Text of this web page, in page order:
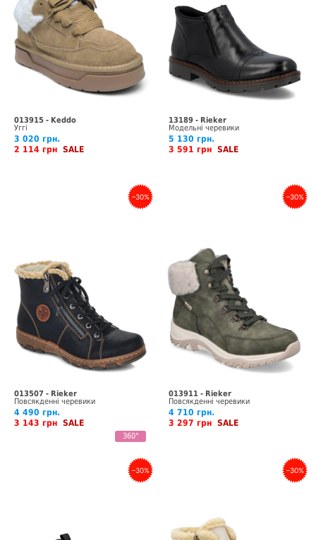
013915 - Keddo
Уггі
3 020 грн.
2 114 грн SALE
13189 - Rieker
Модельні черевики
5 130 грн.
3 591 грн SALE
–30%
013507 - Rieker
Повсякденні черевики
4 490 грн.
3 143 грн SALE
360°
–30%
013911 - Rieker
Повсякденні черевики
4 710 грн.
3 297 грн SALE
–30% –30%